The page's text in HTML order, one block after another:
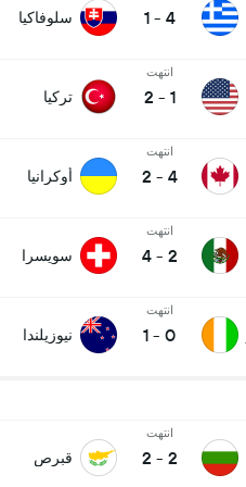
4
-
1 سلوفاكيا
انتهت
1
-
2 تركيا
انتهت
4
-
2 أوكرانيا
انتهت
2
-
4 سويسرا
انتهت
0
-
1 نيوزيلندا
انتهت
2
-
2 قبرص